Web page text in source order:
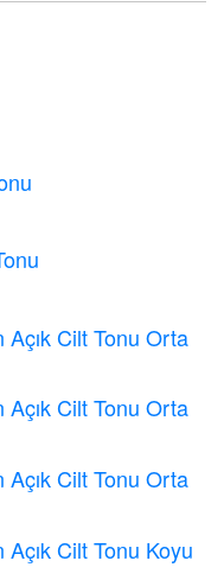
Cilt Tonu Orta
Cilt Tonu Orta
Cilt Tonu Orta
Cilt Tonu Koyu